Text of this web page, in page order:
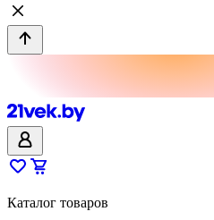
Каталог товаров